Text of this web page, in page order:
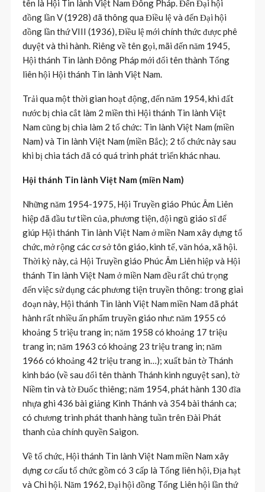
tên là Hội Tin lành Việt Nam Đông Pháp. Đến Đại hội
đồng lần V (1928) đã thông qua Điều lệ và đến Đại hội
đồng lần thứ VIII (1936), Điều lệ mới chính thức được phê
duyệt và thi hành. Riêng về tên gọi, mãi đến năm 1945,
Hội thánh Tin lành Đông Pháp mới đổi tên thành Tổng
liên hội Hội thánh Tin lành Việt Nam.
Trải qua một thời gian hoạt động, đến năm 1954, khi đất
nước bị chia cắt làm 2 miền thì Hội thánh Tin lành Việt
Nam cũng bị chia làm 2 tổ chức: Tin lành Việt Nam (miền
Nam) và Tin lành Việt Nam (miền Bắc); 2 tổ chức này sau
khi bị chia tách đã có quá trình phát triển khác nhau.
Hội thánh Tin lành Việt Nam (miền Nam)
Những năm 1954-1975, Hội Truyền giáo Phúc Âm Liên
hiệp đã đầu tư tiền của, phương tiện, đội ngũ giáo sĩ để
giúp Hội thánh Tin lành Việt Nam ở miền Nam xây dựng tổ
chức, mở rộng các cơ sở tôn giáo, kinh tế, văn hóa, xã hội.
Thời kỳ này, cả Hội Truyền giáo Phúc Âm Liên hiệp và Hội
thánh Tin lành Việt Nam ở miền Nam đều rất chú trọng
đến việc sử dụng các phương tiện truyền thông: trong giai
đoạn này, Hội thánh Tin lành Việt Nam miền Nam đã phát
hành rất nhiều ấn phẩm truyền giáo như: năm 1955 có
khoảng 5 triệu trang in; năm 1958 có khoảng 17 triệu
trang in; năm 1963 có khoảng 23 triệu trang in; năm
1966 có khoảng 42 triệu trang in…); xuất bản tờ Thánh
kinh báo (về sau đổi tên thành Thánh kinh nguyệt san), tờ
Niềm tin và tờ Đuốc thiêng; năm 1954, phát hành 130 đĩa
nhựa ghi 436 bài giảng Kinh Thánh và 354 bài thánh ca;
có chương trình phát thanh hàng tuần trên Đài Phát
thanh của chính quyền Saigon.
Về tổ chức, Hội thánh Tin lành Việt Nam miền Nam xây
dựng cơ cấu tổ chức gồm có 3 cấp là Tổng liên hội, Địa hạt
và Chi hội. Năm 1962, Đại hội đồng Tổng Liên hội lần thứ